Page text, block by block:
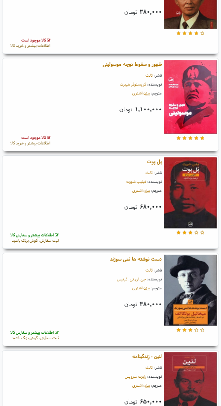
۳۸۰,۰۰۰ تومان
کالا موجود است
اطلاعات بیشتر و خرید کالا
ظهور و سقوط دوچه موسولینی
ناشر: ثالث
نویسنده: کریستوفر هیبرت
مترجم: بیژن اشتری
۱,۱۰۰,۰۰۰ تومان
کالا موجود است
اطلاعات بیشتر و خرید کالا
پل پوت
ناشر: ثالث
نویسنده: فیلیپ شورت
مترجم: بیژن اشتری
۶۸۰,۰۰۰ تومان
اطلاعات بیشتر و سفارش کالا
ثبت سفارش، گوش بزنگ باشید
دست نوشته ها نمی سوزند
ناشر: ثالث
نویسنده: جی.ای.ئی. کرتیس
مترجم: بیژن اشتری
۳۸۰,۰۰۰ تومان
اطلاعات بیشتر و سفارش کالا
ثبت سفارش، گوش بزنگ باشید
لنین - زندگینامه
ناشر: ثالث
نویسنده: رابرت سرویس
مترجم: بیژن اشتری
۶۵۰,۰۰۰ تومان